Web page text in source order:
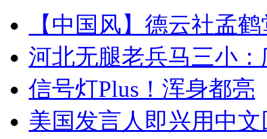
【中国风】德云社孟
河北无腿老兵马三小
信号灯Plus！浑身都亮
美国发言人即兴用中